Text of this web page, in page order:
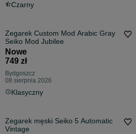
Czarny
Zegarek Custom Mod Arabic Gray
Seiko Mod Jubilee
Nowe
749 zł
Bydgoszcz
08 sierpnia 2026
Klasyczny
Zegarek męski Seiko 5 Automatic
Vintage